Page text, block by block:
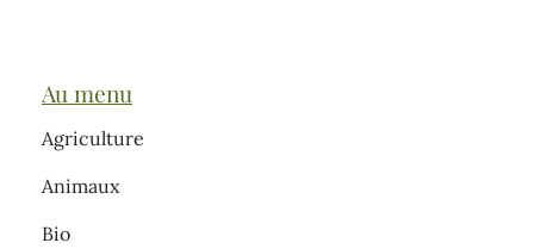
Au menu
Agriculture
Animaux
Bio